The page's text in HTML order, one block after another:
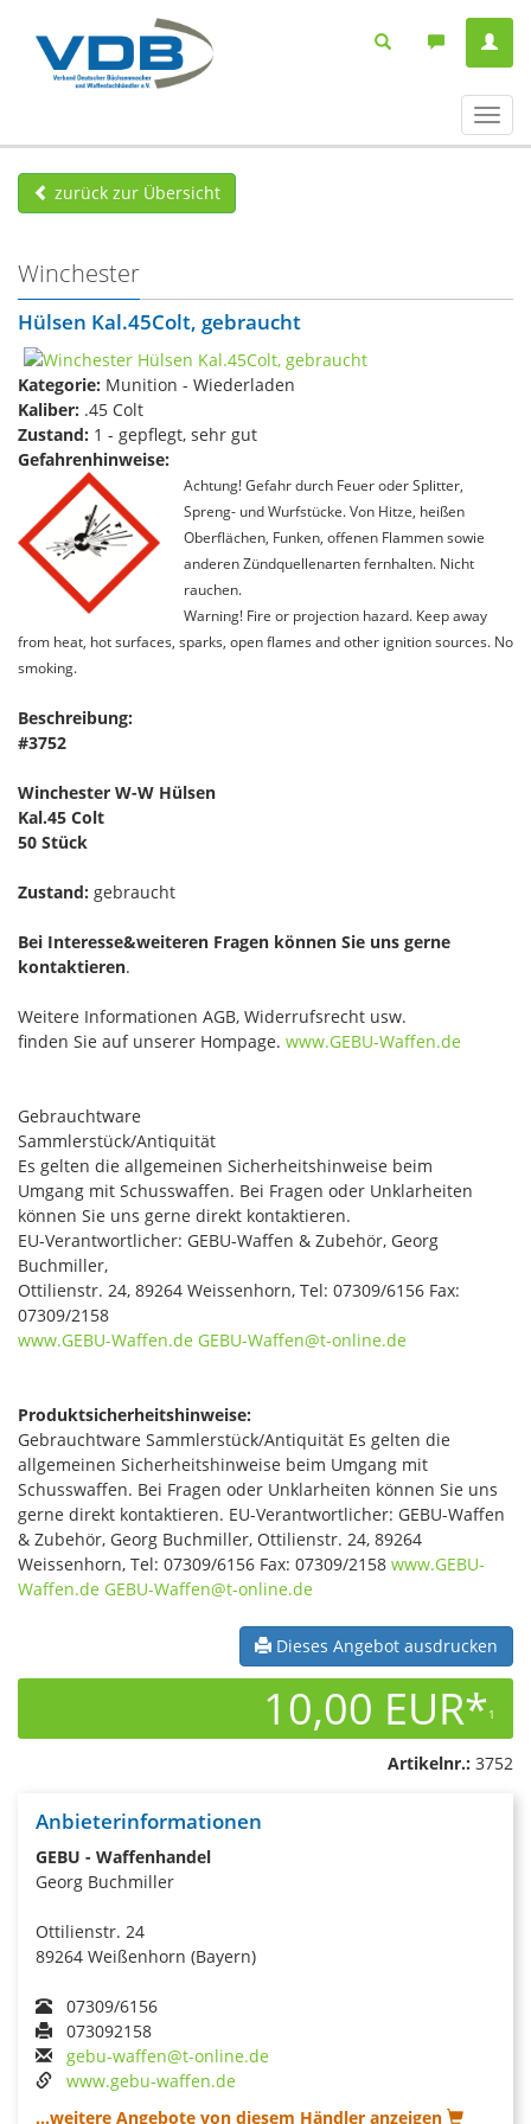
ein-/
zurück zur Übersicht
Winchester
Hülsen Kal.45Colt, gebraucht
Kategorie: Munition - Wiederladen
Kaliber: .45 Colt
Zustand: 1 - gepflegt, sehr gut
Gefahrenhinweise:
Achtung! Gefahr durch Feuer oder Splitter,
Spreng- und Wurfstücke. Von Hitze, heißen
Oberflächen, Funken, offenen Flammen sowie
anderen Zündquellenarten fernhalten. Nicht
rauchen.
Warning! Fire or projection hazard. Keep away
from heat, hot surfaces, sparks, open flames and other ignition sources. No
smoking.
Beschreibung:
#3752
Winchester W-W Hülsen
Kal.45 Colt
50 Stück
Zustand: gebraucht
Bei Interesse&weiteren Fragen können Sie uns gerne
kontaktieren.
Weitere Informationen AGB, Widerrufsrecht usw.
finden Sie auf unserer Hompage. www.GEBU-Waffen.de
Gebrauchtware
Sammlerstück/Antiquität
Es gelten die allgemeinen Sicherheitshinweise beim
Umgang mit Schusswaffen. Bei Fragen oder Unklarheiten
können Sie uns gerne direkt kontaktieren.
EU-Verantwortlicher: GEBU-Waffen & Zubehör, Georg
Buchmiller,
Ottilienstr. 24, 89264 Weissenhorn, Tel: 07309/6156 Fax:
07309/2158
www.GEBU-Waffen.de GEBU-Waffen@t-online.de
Produktsicherheitshinweise:
Gebrauchtware Sammlerstück/Antiquität Es gelten die
allgemeinen Sicherheitshinweise beim Umgang mit
Schusswaffen. Bei Fragen oder Unklarheiten können Sie uns
gerne direkt kontaktieren. EU-Verantwortlicher: GEBU-Waffen
& Zubehör, Georg Buchmiller, Ottilienstr. 24, 89264
Weissenhorn, Tel: 07309/6156 Fax: 07309/2158 www.GEBU-
Waffen.de GEBU-Waffen@t-online.de
Dieses Angebot ausdrucken
10,00 EUR*1
Artikelnr.: 3752
Anbieterinformationen
GEBU - Waffenhandel
Georg Buchmiller
Ottilienstr. 24
89264 Weißenhorn (Bayern)
07309/6156
073092158
gebu-waffen@t-online.de
www.gebu-waffen.de
...weitere Angebote von diesem Händler anzeigen